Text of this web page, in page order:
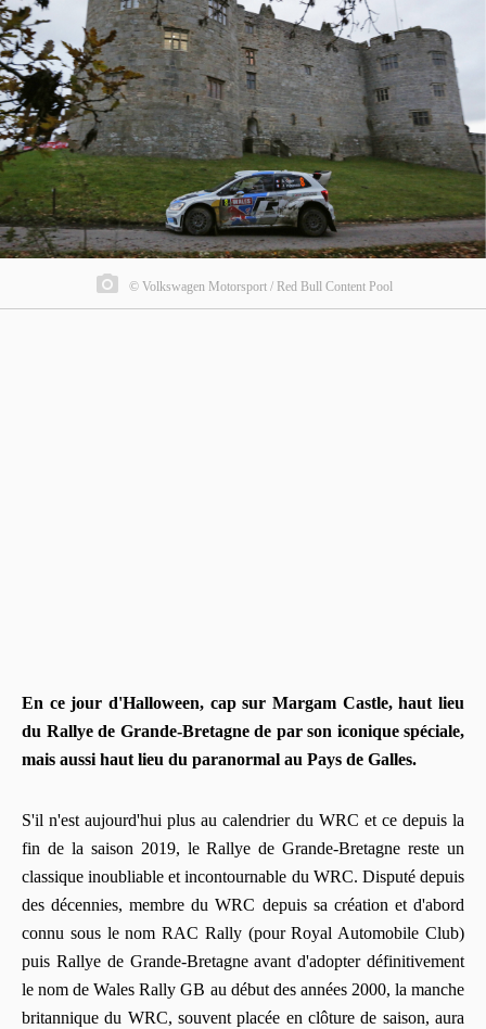
© Volkswagen Motorsport / Red Bull Content Pool
En ce jour d'Halloween, cap sur Margam Castle, haut lieu
du Rallye de Grande-Bretagne de par son iconique spéciale,
mais aussi haut lieu du paranormal au Pays de Galles.
S'il n'est aujourd'hui plus au calendrier du WRC et ce depuis la
fin de la saison 2019, le Rallye de Grande-Bretagne reste un
classique inoubliable et incontournable du WRC. Disputé depuis
des décennies, membre du WRC depuis sa création et d'abord
connu sous le nom RAC Rally (pour Royal Automobile Club)
puis Rallye de Grande-Bretagne avant d'adopter définitivement
le nom de Wales Rally GB au début des années 2000, la manche
britannique du WRC, souvent placée en clôture de saison, aura